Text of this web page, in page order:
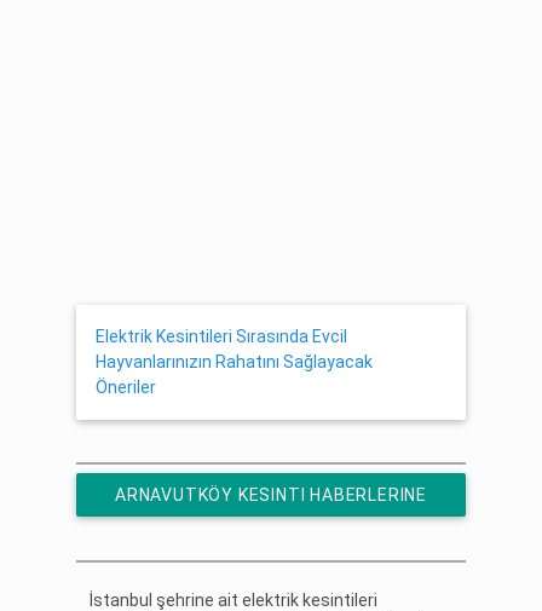
Elektrik Kesintileri Sırasında Evcil
Hayvanlarınızın Rahatını Sağlayacak
Öneriler
ARNAVUTKÖY KESINTI HABERLERINE
İstanbul şehrine ait elektrik kesintileri